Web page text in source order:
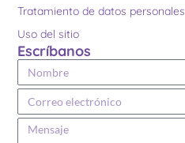
Tratamiento de datos personales
Uso del sitio
Escríbanos